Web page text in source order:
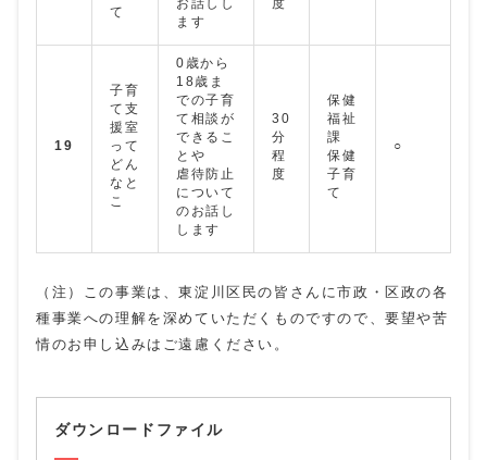
て
お話しし
ます
度
19
子育
て支
援室
って
どん
なと
こ
0歳から
18歳ま
での子育
て相談が
できるこ
とや
虐待防止
について
のお話し
します
30
分
程
度
保健
福祉
課
保健
子育
て
○
（注）この事業は、東淀川区民の皆さんに市政・区政の各
種事業への理解を深めていただくものですので、要望や苦
情のお申し込みはご遠慮ください。
ダウンロードファイル